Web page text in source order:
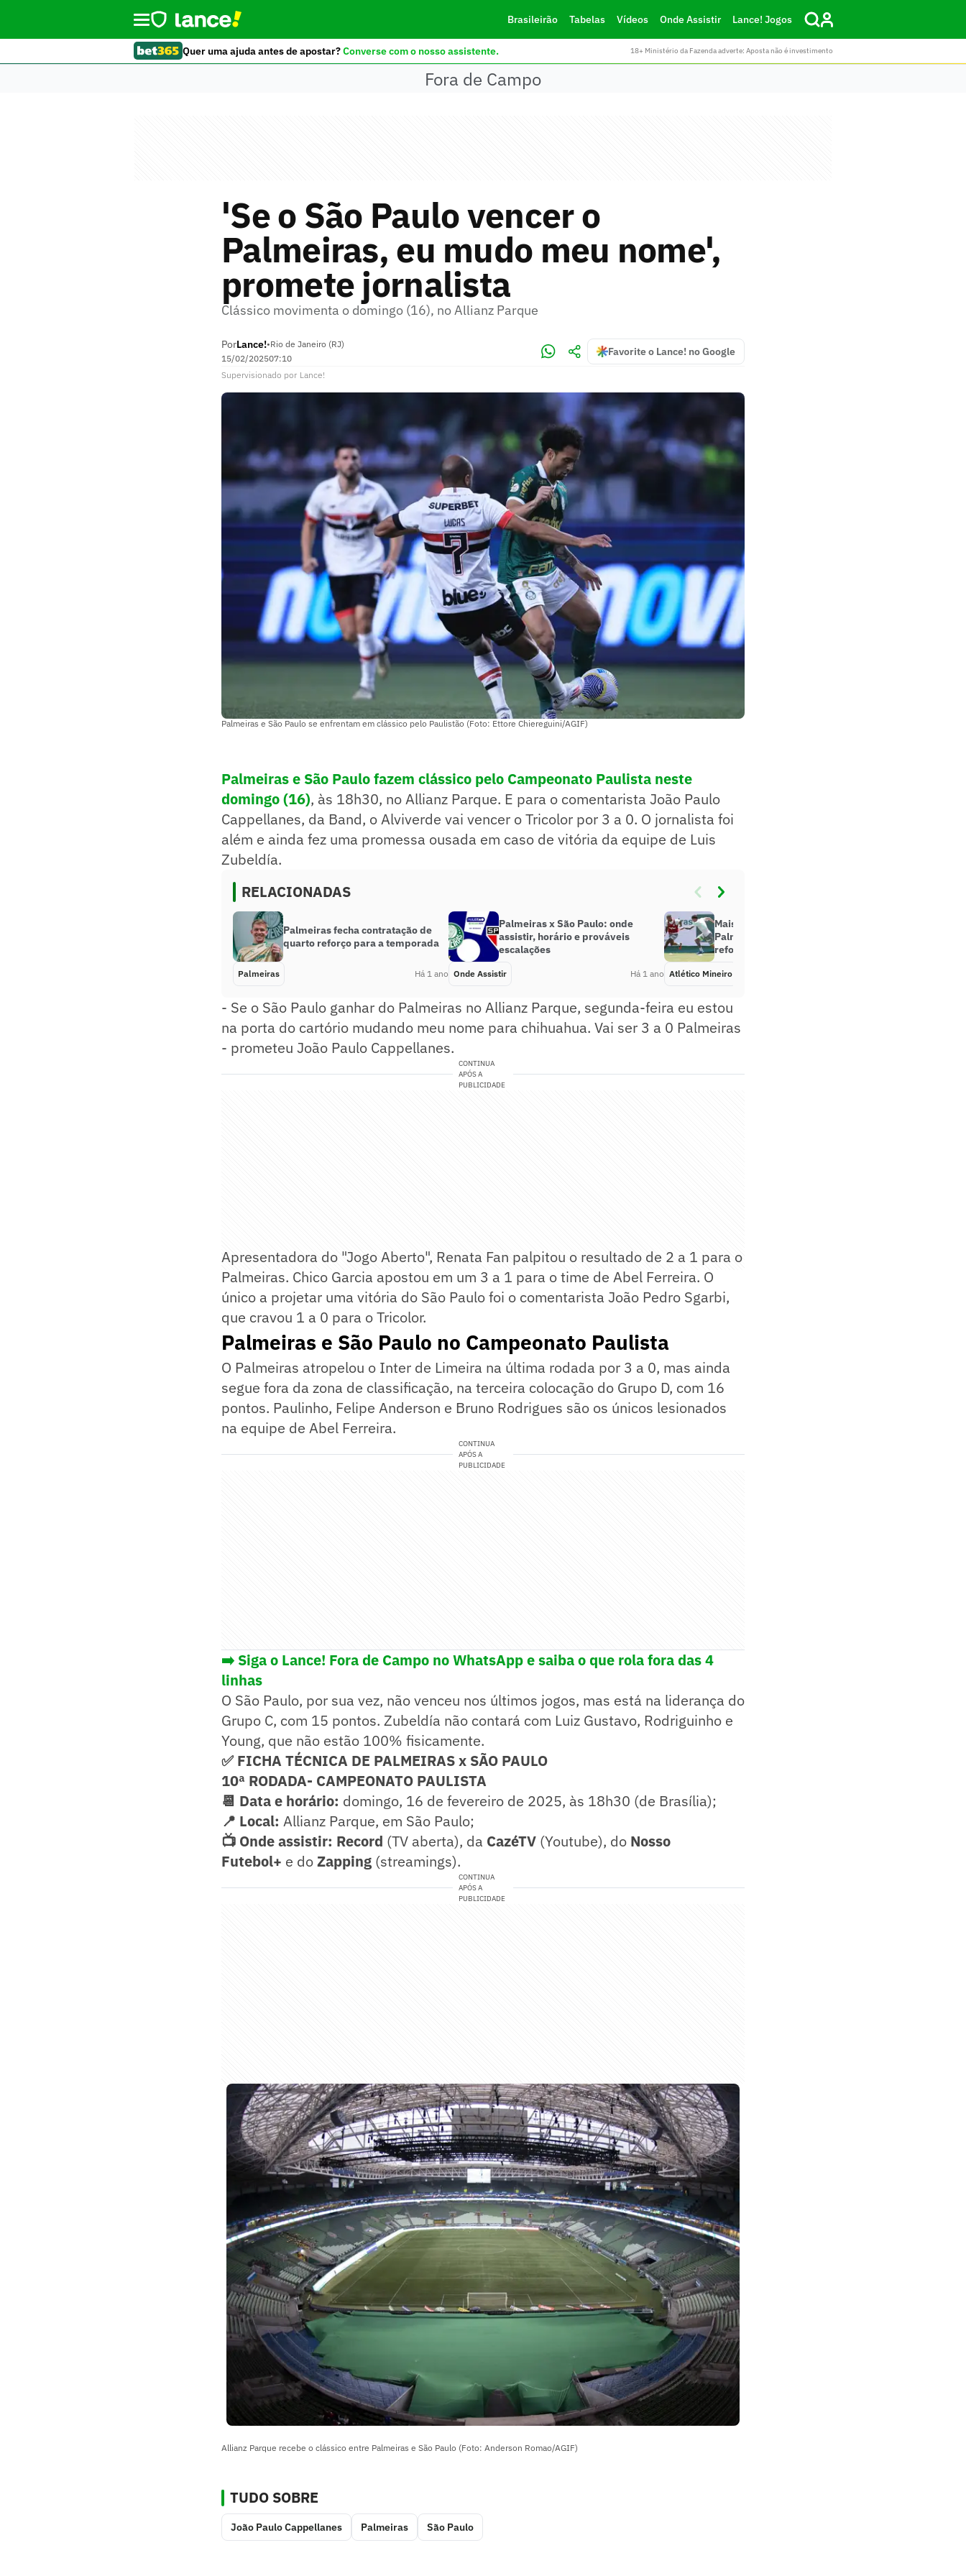
Brasileirão Tabelas Vídeos Onde Assistir Lance! Jogos
Quer uma ajuda antes de apostar?Converse com o nosso assistente. 18+ Ministério da Fazenda adverte: Aposta não é investimento
Fora de Campo
'Se o São Paulo vencer o
Palmeiras, eu mudo meu nome',
promete jornalista
Clássico movimenta o domingo (16), no Allianz Parque
PorLance!•Rio de Janeiro (RJ)
15/02/202507:10
Favorite o Lance! no Google
Supervisionado por Lance!
Palmeiras e São Paulo se enfrentam em clássico pelo Paulistão (Foto: Ettore Chiereguini/AGIF)
Palmeiras e São Paulo fazem clássico pelo Campeonato Paulista neste
domingo (16), às 18h30, no Allianz Parque. E para o comentarista João Paulo
Cappellanes, da Band, o Alviverde vai vencer o Tricolor por 3 a 0. O jornalista foi
além e ainda fez uma promessa ousada em caso de vitória da equipe de Luis
Zubeldía.
RELACIONADAS
Palmeiras fecha contratação de
quarto reforço para a temporada
Palmeiras Há 1 ano
Palmeiras x São Paulo: onde
assistir, horário e prováveis
escalações
Onde Assistir Há 1 ano
Mais uma dobradinha com
Palmeiras: Atlético-MG anuncia
reforço na lateral
Atlético Mineiro
- Se o São Paulo ganhar do Palmeiras no Allianz Parque, segunda-feira eu estou
na porta do cartório mudando meu nome para chihuahua. Vai ser 3 a 0 Palmeiras
- prometeu João Paulo Cappellanes.
CONTINUA
APÓS A
PUBLICIDADE
Apresentadora do "Jogo Aberto", Renata Fan palpitou o resultado de 2 a 1 para o
Palmeiras. Chico Garcia apostou em um 3 a 1 para o time de Abel Ferreira. O
único a projetar uma vitória do São Paulo foi o comentarista João Pedro Sgarbi,
que cravou 1 a 0 para o Tricolor.
Palmeiras e São Paulo no Campeonato Paulista
O Palmeiras atropelou o Inter de Limeira na última rodada por 3 a 0, mas ainda
segue fora da zona de classificação, na terceira colocação do Grupo D, com 16
pontos. Paulinho, Felipe Anderson e Bruno Rodrigues são os únicos lesionados
na equipe de Abel Ferreira.
CONTINUA
APÓS A
PUBLICIDADE
➡️ Siga o Lance! Fora de Campo no WhatsApp e saiba o que rola fora das 4
linhas
O São Paulo, por sua vez, não venceu nos últimos jogos, mas está na liderança do
Grupo C, com 15 pontos. Zubeldía não contará com Luiz Gustavo, Rodriguinho e
Young, que não estão 100% fisicamente.
✅ FICHA TÉCNICA DE PALMEIRAS x SÃO PAULO
10ª RODADA- CAMPEONATO PAULISTA
📆 Data e horário: domingo, 16 de fevereiro de 2025, às 18h30 (de Brasília);
📍 Local: Allianz Parque, em São Paulo;
📺 Onde assistir: Record (TV aberta), da CazéTV (Youtube), do Nosso
Futebol+ e doZapping (streamings).
CONTINUA
APÓS A
PUBLICIDADE
Allianz Parque recebe o clássico entre Palmeiras e São Paulo (Foto: Anderson Romao/AGIF)
TUDO SOBRE
João Paulo Cappellanes Palmeiras São Paulo